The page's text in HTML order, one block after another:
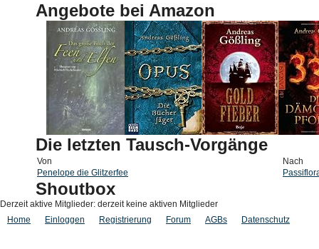
Angebote bei Amazon
Die letzten Tausch-Vorgänge
Von
Nach
Penelope die Glitzerfee
Shoutbox
Derzeit aktive Mitglieder: derzeit keine aktiven Mitglieder
Home
Einloggen Registrierung Forum AGBs Datenschutz